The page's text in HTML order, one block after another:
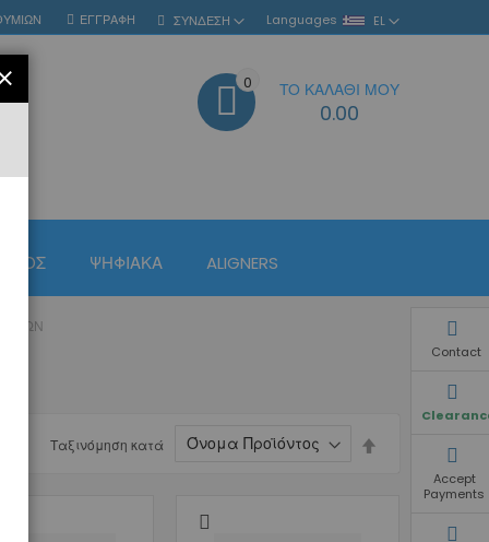
Languages EL
ΣΎΝΔΕΣΗ
ΕΓΓΡΑΦΉ
ΑΝΑΖΉΤΗΣΗ
ΤΟ ΚΑΛΆΘΙ ΜΟΥ
0.00
0
ΨΗΦΙΑΚΆ ALIGNERS
Ταξινόμηση κατά
ταξινόμηση
Contact
Accept
Payments
ΚΛΕΊΣΙΜΟ